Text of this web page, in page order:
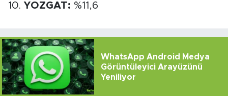
YOZGAT: %11,6
WhatsApp Android Medya
Görüntüleyici Arayüzünü
Yeniliyor